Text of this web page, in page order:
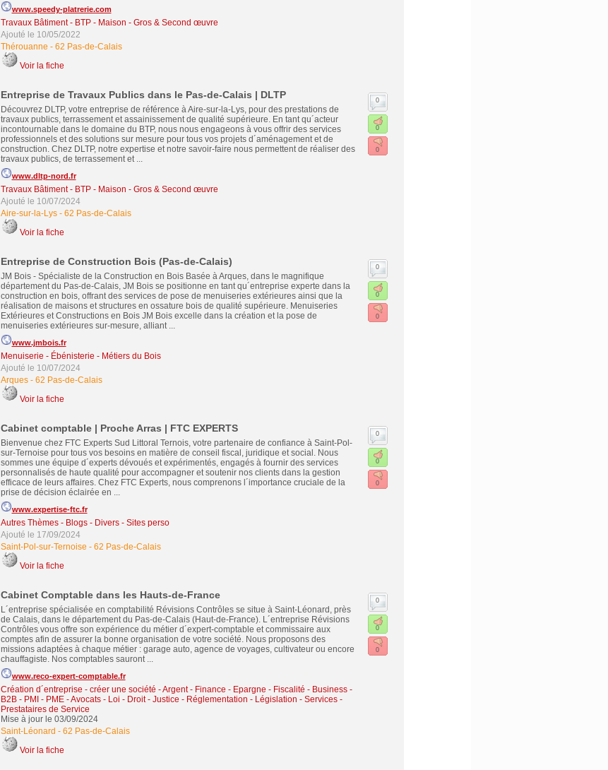
www.speedy-platrerie.com
Travaux Bâtiment - BTP - Maison - Gros & Second œuvre
Ajouté le 10/05/2022
Thérouanne - 62 Pas-de-Calais
Voir la fiche
Entreprise de Travaux Publics dans le Pas-de-Calais | DLTP
Découvrez DLTP, votre entreprise de référence à Aire-sur-la-Lys, pour des prestations de
travaux publics, terrassement et assainissement de qualité supérieure. En tant qu´acteur
incontournable dans le domaine du BTP, nous nous engageons à vous offrir des services
professionnels et des solutions sur mesure pour tous vos projets d´aménagement et de
construction. Chez DLTP, notre expertise et notre savoir-faire nous permettent de réaliser des
travaux publics, de terrassement et ...
www.dltp-nord.fr
Travaux Bâtiment - BTP - Maison - Gros & Second œuvre
Ajouté le 10/07/2024
Aire-sur-la-Lys- 62 Pas-de-Calais
Voir la fiche
0
0
0
Entreprise de Construction Bois (Pas-de-Calais)
JM Bois - Spécialiste de la Construction en Bois Basée à Arques, dans le magnifique
département du Pas-de-Calais, JM Bois se positionne en tant qu´entreprise experte dans la
construction en bois, offrant des services de pose de menuiseries extérieures ainsi que la
réalisation de maisons et structures en ossature bois de qualité supérieure. Menuiseries
Extérieures et Constructions en Bois JM Bois excelle dans la création et la pose de
menuiseries extérieures sur-mesure, alliant ...
www.jmbois.fr
Menuiserie - Ébénisterie - Métiers du Bois
Ajouté le 10/07/2024
Arques- 62 Pas-de-Calais
Voir la fiche
0
0
0
Cabinet comptable | Proche Arras | FTC EXPERTS
Bienvenue chez FTC Experts Sud Littoral Ternois, votre partenaire de confiance à Saint-Pol-
sur-Ternoise pour tous vos besoins en matière de conseil fiscal, juridique et social. Nous
sommes une équipe d´experts dévoués et expérimentés, engagés à fournir des services
personnalisés de haute qualité pour accompagner et soutenir nos clients dans la gestion
efficace de leurs affaires. Chez FTC Experts, nous comprenons l´importance cruciale de la
prise de décision éclairée en ...
www.expertise-ftc.fr
Autres Thèmes - Blogs - Divers - Sites perso
Ajouté le 17/09/2024
Saint-Pol-sur-Ternoise - 62 Pas-de-Calais
Voir la fiche
0
0
0
Cabinet Comptable dans les Hauts-de-France
L´entreprise spécialisée en comptabilité Révisions Contrôles se situe à Saint-Léonard, près
de Calais, dans le département du Pas-de-Calais (Haut-de-France). L´entreprise Révisions
Contrôles vous offre son expérience du métier d´expert-comptable et commissaire aux
comptes afin de assurer la bonne organisation de votre société. Nous proposons des
missions adaptées à chaque métier : garage auto, agence de voyages, cultivateur ou encore
chauffagiste. Nos comptables sauront ...
www.reco-expert-comptable.fr
Création d´entreprise - créer une société -Argent - Finance - Epargne - Fiscalité - Business -
B2B - PMI - PME-Avocats - Loi - Droit - Justice - Réglementation - Législation - Services -
Prestataires de Service
Mise à jour le 03/09/2024
Saint-Léonard - 62 Pas-de-Calais
Voir la fiche
0
0
0